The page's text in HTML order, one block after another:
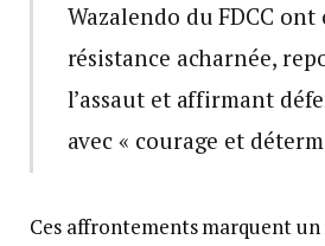
Wazalendo du FDCC ont
résistance acharnée,
l’assaut et affirmant
avec « courage et
Ces affrontements marquent